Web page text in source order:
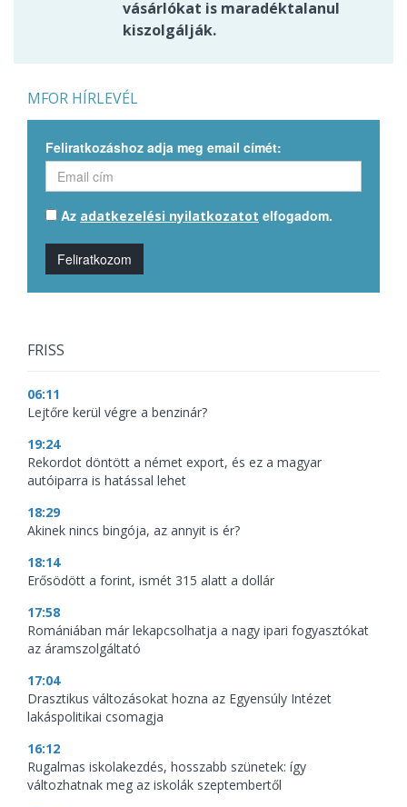
vásárlókat is maradéktalanul
kiszolgálják.
MFOR HÍRLEVÉL
Feliratkozáshoz adja meg email címét:
Az adatkezelési nyilatkozatot elfogadom.
Feliratkozom
FRISS
06:11
Lejtőre kerül végre a benzinár?
19:24
Rekordot döntött a német export, és ez a magyar
autóiparra is hatással lehet
18:29
Akinek nincs bingója, az annyit is ér?
18:14
Erősödött a forint, ismét 315 alatt a dollár
17:58
Romániában már lekapcsolhatja a nagy ipari fogyasztókat
az áramszolgáltató
17:04
Drasztikus változásokat hozna az Egyensúly Intézet
lakáspolitikai csomagja
16:12
Rugalmas iskolakezdés, hosszabb szünetek: így
változhatnak meg az iskolák szeptembertől